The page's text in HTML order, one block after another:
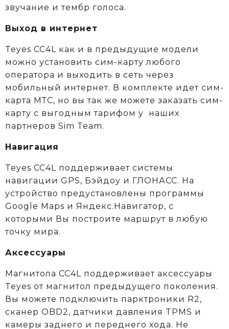
звучание и тембр голоса.
Выход в интернет
Teyes CC4L как и в предыдущие модели
можно установить сим-карту любого
оператора и выходить в сеть через
мобильный интернет. В комплекте идет сим-
карта МТС, но вы так же можете заказать сим-
карту с выгодным тарифом у
наших
партнеров Sim Team.
Навигация
Teyes CC4L поддерживает системы
навигации GPS, Бэйдоу и ГЛОНАСС. На
устройство предустановлены программы
Google Maps и Яндекс.Навигатор, с
которыми Вы построите маршрут в любую
точку мира.
Аксессуары
Магнитола CC4L поддерживает аксессуары
Teyes от магнитол предыдущего поколения.
Вы можете подключить парктроники R2,
сканер OBD2, датчики давления TPMS и
камеры заднего и переднего хода. Не